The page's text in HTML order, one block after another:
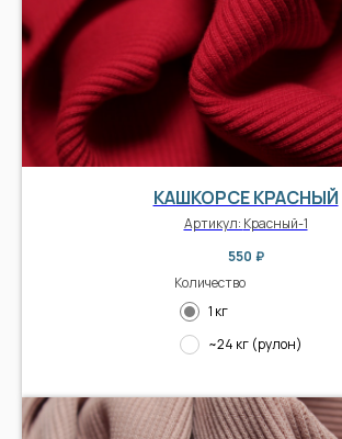
КАШКОРСЕ КРАСНЫЙ
Артикул: Красный-1
550 ₽
Количество
1 кг
~24 кг (рулон)